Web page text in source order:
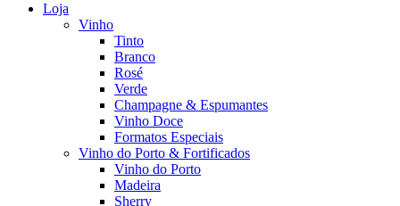
Loja
Vinho
Tinto
Branco
Rosé
Verde
Champagne & Espumantes
Vinho Doce
Formatos Especiais
Vinho do Porto & Fortificados
Vinho do Porto
Madeira
Sherry